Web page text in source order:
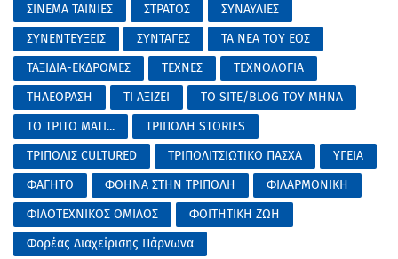
ΣΙΝΕΜΑ ΤΑΙΝΙΕΣ
ΣΤΡΑΤΟΣ
ΣΥΝΑΥΛΙΕΣ
ΣΥΝΕΝΤΕΥΞΕΙΣ
ΣΥΝΤΑΓΕΣ
ΤΑ ΝΕΑ ΤΟΥ ΕΟΣ
ΤΑΞΙΔΙΑ-ΕΚΔΡΟΜΕΣ
ΤΕΧΝΕΣ
ΤΕΧΝΟΛΟΓΙΑ
ΤΗΛΕΟΡΑΣΗ
ΤΙ ΑΞΙΖΕΙ
ΤΟ SITE/BLOG ΤΟΥ ΜΗΝΑ
ΤΟ ΤΡΙΤΟ ΜΑΤΙ...
ΤΡΙΠΟΛΗ STORIES
ΤΡΙΠΟΛΙΣ CULTURED
ΤΡΙΠΟΛΙΤΣΙΩΤΙΚΟ ΠΑΣΧΑ
ΥΓΕΙΑ
ΦΑΓΗΤΟ
ΦΘΗΝΑ ΣΤΗΝ ΤΡΙΠΟΛΗ
ΦΙΛΑΡΜΟΝΙΚΗ
ΦΙΛΟΤΕΧΝΙΚΟΣ ΟΜΙΛΟΣ
ΦΟΙΤΗΤΙΚΗ ΖΩΗ
Φορέας Διαχείρισης Πάρνωνα